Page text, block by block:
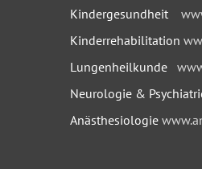
Kindergesundheit
Kinderrehabilitation
Lungenheilkunde
Neurologie &
Anästhesiologie